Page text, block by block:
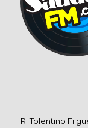
R. Tolentino